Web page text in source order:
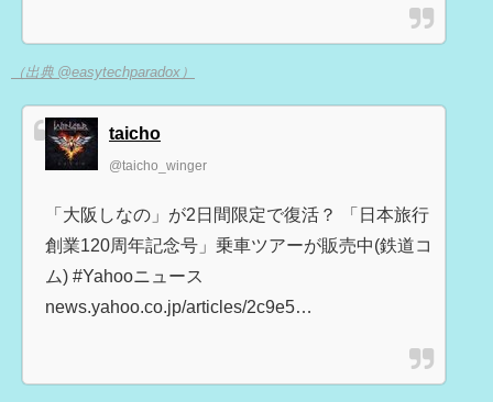
（出典 @easytechparadox）
taicho
@taicho_winger
「大阪しなの」が2日間限定で復活？ 「日本旅行
創業120周年記念号」乗車ツアーが販売中(鉄道コ
ム) #Yahooニュース
news.yahoo.co.jp/articles/2c9e5…